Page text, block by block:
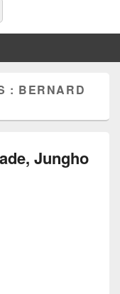
: BERNARD
Jungho